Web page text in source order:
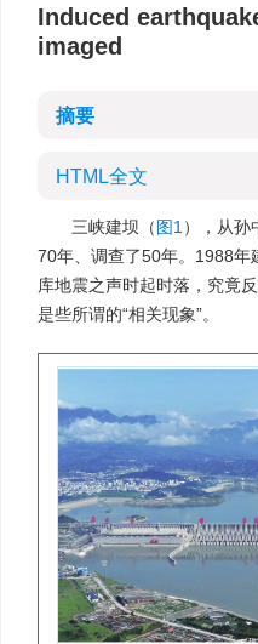
Induced
imaged
摘要
HTML全文
三峡建坝（图1 ），从孙
70年、调查了50年。1988年
库地震之声时起时落，究竟
是些所谓的“相关现象”。